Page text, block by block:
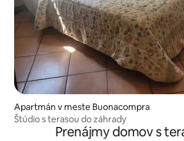
Apartmán v meste Buonacompra
Štúdio s terasou do záhrady
Prenájmy domov s